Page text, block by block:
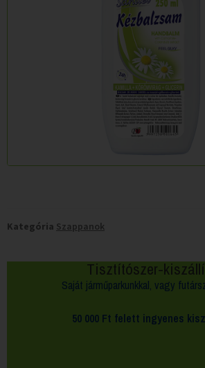
Kategória Szappanok
Tisztítószer-
Saját járműparkunkkal, vagy
50 000 Ft felett ingyenes